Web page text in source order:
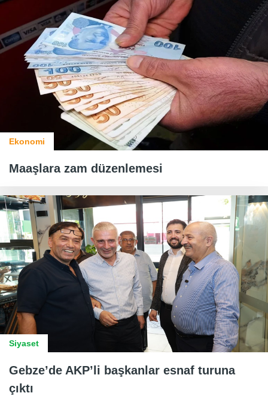
Ekonomi
Maaşlara zam düzenlemesi
Siyaset
Gebze’de AKP’li başkanlar esnaf turuna
çıktı